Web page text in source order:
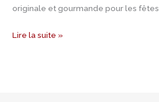
originale et gourmande pour les fêtes.
Offrir
Lire la suite »